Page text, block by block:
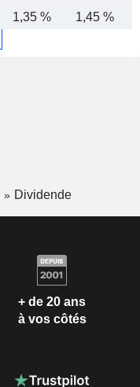
1,35 % 1,45 %
Dividende
+ de 20 ans
à vos côtés